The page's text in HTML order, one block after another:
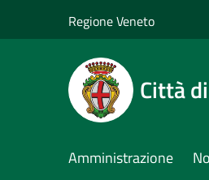
Regione Veneto
Città
Amministrazione